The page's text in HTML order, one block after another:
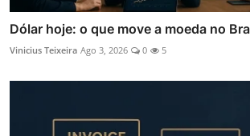
Dólar hoje: o que move a moeda no
Vinicius Teixeira Ago 3, 2026 0 5